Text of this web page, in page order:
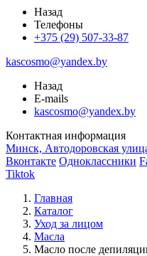
Назад
Телефоны
+375 (29) 507-33-87
kascosmo@yandex.by
Назад
E-mails
kascosmo@yandex.by
Контактная информация
Минск, Автодоровская
Вконтакте Одноклассники
Tiktok
Главная
Каталог
Уход за лицом
Масла
Масло после